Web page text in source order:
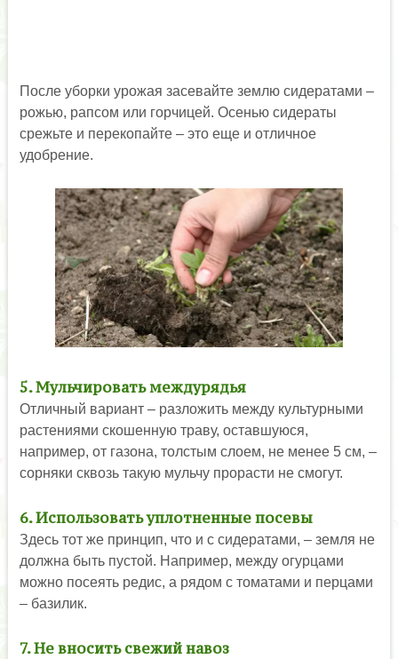
После уборки урожая засевайте землю сидератами –
рожью, рапсом или горчицей. Осенью сидераты
срежьте и перекопайте – это еще и отличное
удобрение.
5. Мульчировать междурядья
Отличный вариант – разложить между культурными
растениями скошенную траву, оставшуюся,
например, от газона, толстым слоем, не менее 5 см, –
сорняки сквозь такую мульчу прорасти не смогут.
6. Использовать уплотненные посевы
Здесь тот же принцип, что и с сидератами, – земля не
должна быть пустой. Например, между огурцами
можно посеять редис, а рядом с томатами и перцами
– базилик.
7. Не вносить свежий навоз